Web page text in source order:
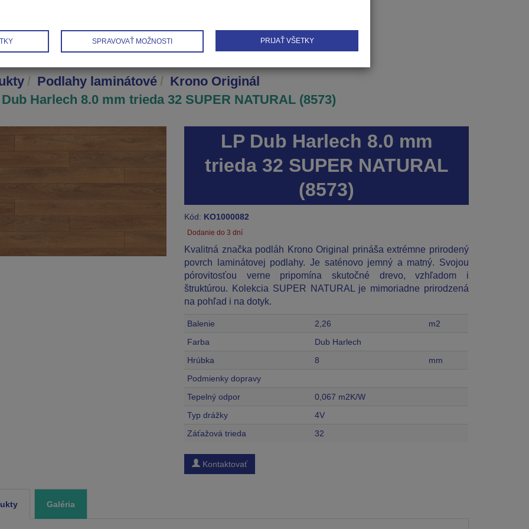
Podlahy laminátové
Krono Originál
Harlech 8.0 mm trieda 32 SUPER NATURAL (8573)
LP Dub Harlech 8.0 mm
trieda 32 SUPER NATURAL
(8573)
Kód: KO1000082
Dodanie do 3 dní
Kvalitná značka podláh Krono Original prináša extrémne prirodený
povrch laminátovej podlahy. Je saténovo jemný a matný. Svojou
pórovitosťou verne pripomína skutočné drevo, vzhľadom i
štruktúrou. Kolekcia SUPER NATURAL je mimoriadne prirodzená
na pohľad i na dotyk.
Balenie 2,26
m2
Farba
Dub Harlech
Hrúbka
8
mm
Podmienky dopravy
Tepelný odpor
0,067 m2K/W
Typ drážky
4V
Záťažová trieda
32
Kontaktovať
Galéria
SPRAVOVAŤ MOŽNOSTI PRIJAŤ VŠETKY